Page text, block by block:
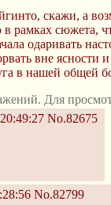
скажи, а
в рамках сюжета,
одаривать
вне ясности
в нашей общей
Для
No.82675
No.82799